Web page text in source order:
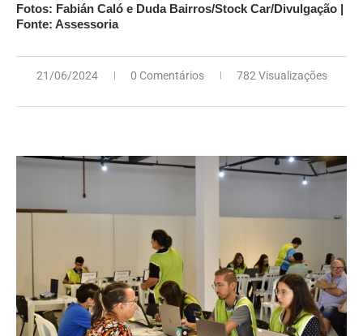
Fotos: Fabián Caló e Duda Bairros/Stock Car/Divulgação |
Fonte: Assessoria
21/06/2024 0 Comentários 782 Visualizações